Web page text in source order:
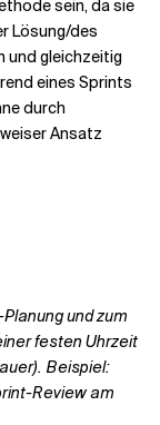
sein, da sie
Lösung/des
und gleichzeitig
eines Sprints
durch
Ansatz
und zum
festen Uhrzeit
Beispiel:
Review am